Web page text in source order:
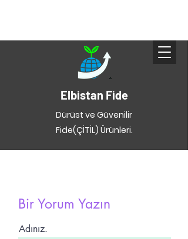
Elbistan Fide
Dürüst ve Güvenilir
Fide(ÇİTİL) Ürünleri.
Bir Yorum Yazın
Adınız.